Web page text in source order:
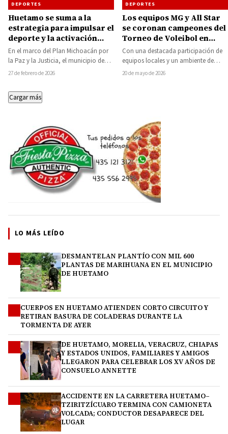
DEPORTES
Huetamo se suma a la
estrategia para impulsar el
deporte y la activación
física en 2026 mediante el
Plan Michoacán
En el marco del Plan Michoacán por
la Paz y la Justicia, el municipio de
Huetamo refrendó su…
27 de febrero de 2026
DEPORTES
Los equipos MG y All Star
se coronan campeones del
Torneo de Voleibol en
Nocupétaro
Con una destacada participación de
equipos locales y un ambiente de
convivencia familiar, el pasado lunes
20 de mayo de 2026
Cargar más
LO MÁS LEÍDO
DESMANTELAN PLANTÍO CON MIL 600
PLANTAS DE MARIHUANA EN EL MUNICIPIO
DE HUETAMO
CUERPOS EN HUETAMO ATIENDEN CORTO CIRCUITO Y
RETIRAN BASURA DE COLADERAS DURANTE LA
TORMENTA DE AYER
DE HUETAMO, MORELIA, VERACRUZ, CHIAPAS
Y ESTADOS UNIDOS, FAMILIARES Y AMIGOS
LLEGARON PARA CELEBRAR LOS XV AÑOS DE
CONSUELO ANNETTE
ACCIDENTE EN LA CARRETERA HUETAMO–
TZIRITZÍCUARO TERMINA CON CAMIONETA
VOLCADA; CONDUCTOR DESAPARECE DEL
LUGAR